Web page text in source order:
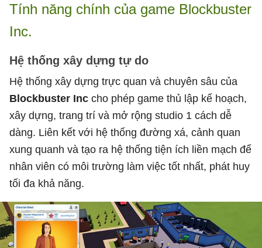
Tính năng chính của game Blockbuster
Inc.
Hệ thống xây dựng tự do
Hệ thống xây dựng trực quan và chuyên sâu của
Blockbuster Inc cho phép game thủ lập kế hoạch,
xây dựng, trang trí và mở rộng studio 1 cách dễ
dàng. Liên kết với hệ thống đường xá, cảnh quan
xung quanh và tạo ra hệ thống tiện ích liền mạch để
nhân viên có môi trường làm việc tốt nhất, phát huy
tối đa khả năng.